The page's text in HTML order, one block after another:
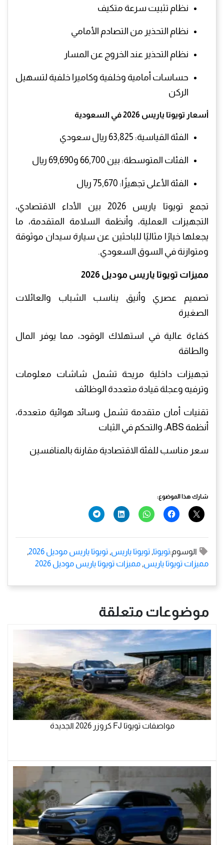
نظام تثبيت سرعة متكيف
نظام التحذير من التصادم الأمامي
نظام التحذير عند الخروج عن المسار
حساسات أمامية وخلفية وكاميرا خلفية لتسهيل
الركن
أسعار تويوتا ياريس 2026 في السعودية
الفئة القياسية: 63,825 ريال سعودي
الفئات المتوسطة: بين 66,700 و69,690 ريال
الفئة الأعلى تجهيزًا: 75,670 ريال
تجمع تويوتا ياريس 2026 بين الأداء الاقتصادي،
التجهيزات العملية، وأنظمة السلامة المتقدمة، ما
يجعلها خيارًا مثاليًا للباحثين عن سيارة سيدان موثوقة
ومتوازنة في السوق السعودي.
مميزات تويوتا ياريس موديل 2026
تصميم عصري وأنيق يناسب الشباب والعائلات
الصغيرة
كفاءة عالية في استهلاك الوقود، مما يوفر المال
والطاقة
تجهيزات داخلية مريحة تشمل شاشات معلومات
وترفيه وعجلة قيادة متعددة الوظائف
تقنيات أمان متقدمة تشمل وسائد هوائية متعددة،
أنظمة ABS، والتحكم في الثبات
سعر مناسب للفئة الاقتصادية مقارنة بالمنافسين
شارك هذا الموضوع:
الوسوم:تويوتا, تويوتا ياريس, تويوتا ياريس موديل 2026
,
مميزات تويوتا ياريس, مميزات تويوتا ياريس موديل 2026
موضوعات متعلقة
مواصفات تويوتا FJ كروزر 2026 الجديدة